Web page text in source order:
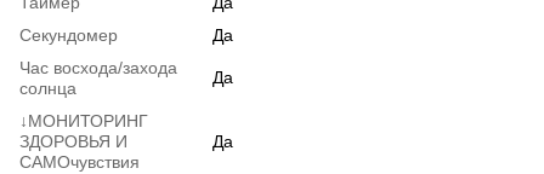
Секундомер
Да
Час восхода/захода
солнца
Да
↓МОНИТОРИНГ
ЗДОРОВЬЯ И
САМОчувствия
Да